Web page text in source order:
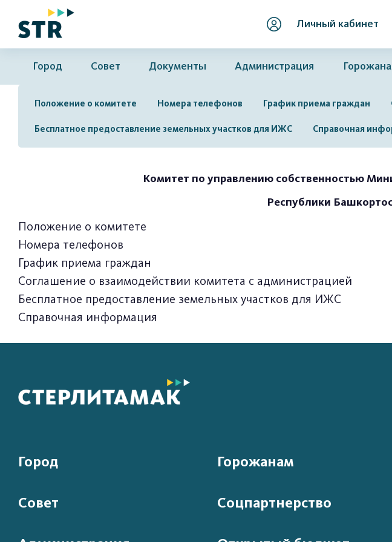
Личный кабинет
Город Совет Документы Администрация
Положение о комитете Номера телефонов График приема граждан
Бесплатное предоставление земельных участков для ИЖС Справочная
Комитет по управлению собственностью
Республики
Положение о комитете
Номера телефонов
График приема граждан
Соглашение о взаимодействии комитета с администрацией
Бесплатное предоставление земельных участков для ИЖС
Справочная информация
Город
Совет
Горожанам
Соцпартнерство